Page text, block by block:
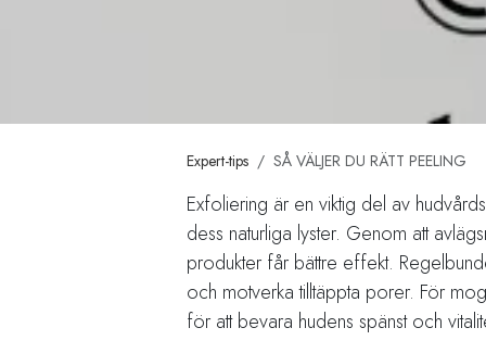
Expert-tips SÅ VÄLJER DU RÄTT PEELING
Exfoliering är en viktig del av
dess naturliga lyster. Genom att
produkter får bättre effekt.
och motverka tilltäppta porer. För
för att bevara hudens spänst och